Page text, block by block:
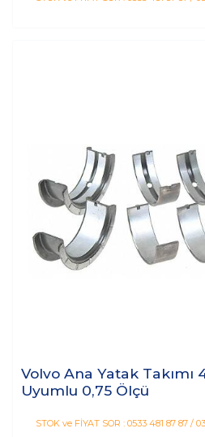
Volvo Ana Yatak Takımı
Uyumlu 0,75 Ölçü
STOK ve FİYAT SOR : 0533 481 87 87 /